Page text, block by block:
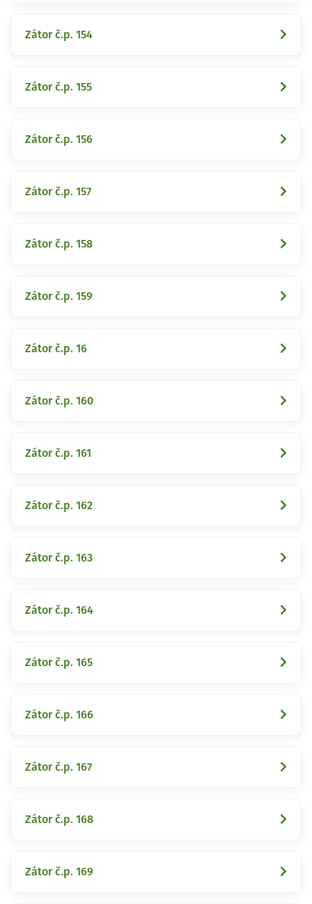
Zátor č.p. 154
Zátor č.p. 155
Zátor č.p. 156
Zátor č.p. 157
Zátor č.p. 158
Zátor č.p. 159
Zátor č.p. 16
Zátor č.p. 160
Zátor č.p. 161
Zátor č.p. 162
Zátor č.p. 163
Zátor č.p. 164
Zátor č.p. 165
Zátor č.p. 166
Zátor č.p. 167
Zátor č.p. 168
Zátor č.p. 169